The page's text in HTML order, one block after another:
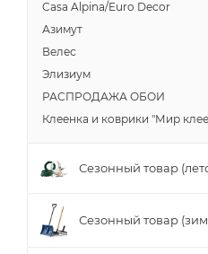
Casa Alpina/Euro Decor
Азимут
Велес
Элизиум
РАСПРОДАЖА ОБОИ
Клеенка и коврики "Мир
Сезонный товар
Сезонный товар